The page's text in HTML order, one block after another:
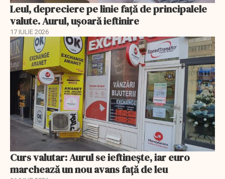
Leul, depreciere pe linie faţă de principalele
valute. Aurul, uşoară ieftinire
17 IULIE 2026
Curs valutar: Aurul se ieftinește, iar euro
marchează un nou avans faţă de leu